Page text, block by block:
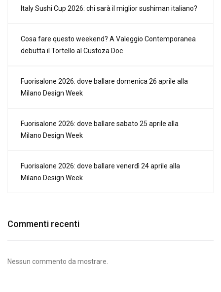
Italy Sushi Cup 2026: chi sarà il miglior sushiman italiano?
Cosa fare questo weekend? A Valeggio Contemporanea
debutta il Tortello al Custoza Doc
Fuorisalone 2026: dove ballare domenica 26 aprile alla
Milano Design Week
Fuorisalone 2026: dove ballare sabato 25 aprile alla
Milano Design Week
Fuorisalone 2026: dove ballare venerdì 24 aprile alla
Milano Design Week
Commenti recenti
Nessun commento da mostrare.